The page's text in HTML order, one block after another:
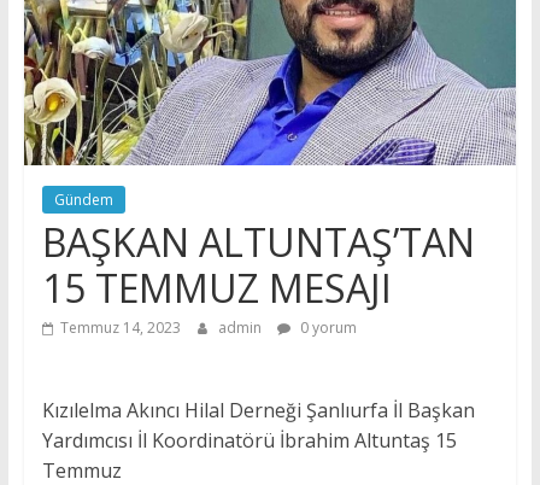
Gündem
BAŞKAN ALTUNTAŞ’TAN
15 TEMMUZ MESAJI
Temmuz 14, 2023 admin 0 yorum
Kızılelma Akıncı Hilal Derneği Şanlıurfa İl Başkan
Yardımcısı İl Koordinatörü İbrahim Altuntaş 15
Temmuz